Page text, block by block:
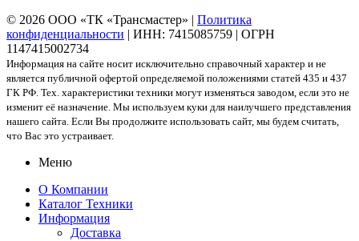
© 2026 ООО «ТК «Трансмастер» | Политика
конфиденциальности | ИНН: 7415085759 | ОГРН
1147415002734
Информация на сайте носит исключительно справочный характер и не
является публичной офертой определяемой положениями статей 435 и 437
ГК РФ. Тех. характеристики техники могут изменяться заводом, если это не
изменит её назначение. Мы используем куки для наилучшего представления
нашего сайта. Если Вы продолжите использовать сайт, мы будем считать,
что Вас это устраивает.
Меню
О Компании
Каталог Техники
Информация
Доставка